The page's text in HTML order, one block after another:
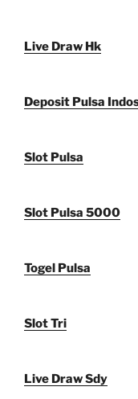
Live Draw Hk
Deposit Pulsa
Slot Pulsa
Slot Pulsa 5000
Togel Pulsa
Slot Tri
Live Draw Sdy